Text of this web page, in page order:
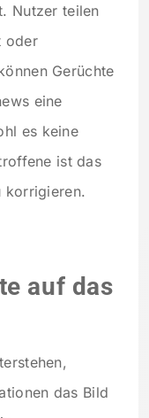
Nutzer teilen
oder
Gerüchte
eine
es keine
ist das
korrigieren.
auf das
das Bild